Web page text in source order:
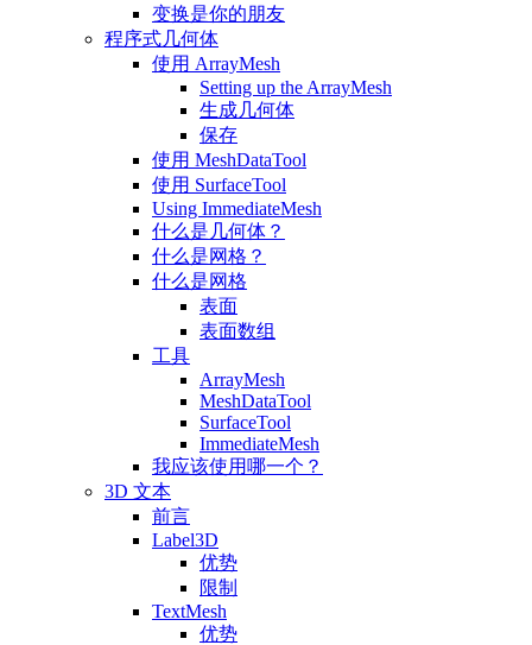
变换是你的朋友
程序式几何体
使用 ArrayMesh
Setting up the ArrayMesh
生成几何体
保存
使用 MeshDataTool
使用 SurfaceTool
Using ImmediateMesh
什么是几何体？
什么是网格？
什么是网格
表面
表面数组
工具
ArrayMesh
MeshDataTool
SurfaceTool
ImmediateMesh
我应该使用哪一个？
3D 文本
前言
Label3D
优势
限制
TextMesh
优势